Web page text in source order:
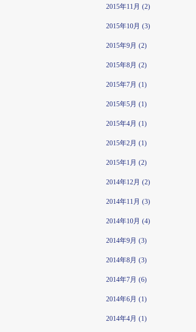
2015年11月 (2)
2015年10月 (3)
2015年9月 (2)
2015年8月 (2)
2015年7月 (1)
2015年5月 (1)
2015年4月 (1)
2015年2月 (1)
2015年1月 (2)
2014年12月 (2)
2014年11月 (3)
2014年10月 (4)
2014年9月 (3)
2014年8月 (3)
2014年7月 (6)
2014年6月 (1)
2014年4月 (1)